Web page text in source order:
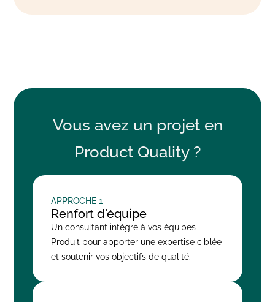
Vous avez un projet en
Product Quality ?
APPROCHE 1
Renfort d'équipe
Un consultant intégré à vos équipes
Produit pour apporter une expertise ciblée
et soutenir vos objectifs de qualité.